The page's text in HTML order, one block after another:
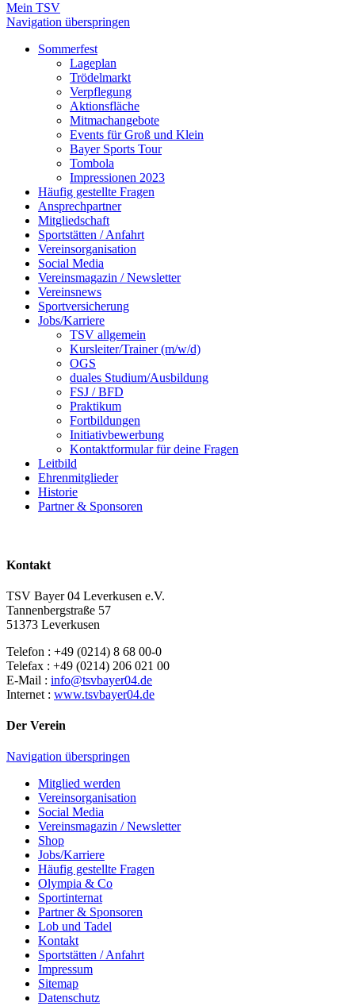
Mein TSV
Navigation überspringen
Sommerfest
Lageplan
Trödelmarkt
Verpflegung
Aktionsfläche
Mitmachangebote
Events für Groß und Klein
Bayer Sports Tour
Tombola
Impressionen 2023
Häufig gestellte Fragen
Ansprechpartner
Mitgliedschaft
Sportstätten / Anfahrt
Vereinsorganisation
Social Media
Vereinsmagazin / Newsletter
Vereinsnews
Sportversicherung
Jobs/Karriere
TSV allgemein
Kursleiter/Trainer (m/w/d)
OGS
duales Studium/Ausbildung
FSJ / BFD
Praktikum
Fortbildungen
Initiativbewerbung
Kontaktformular für deine Fragen
Leitbild
Ehrenmitglieder
Historie
Partner & Sponsoren
Kontakt
TSV Bayer 04 Leverkusen e.V.
Tannenbergstraße 57
51373 Leverkusen
Telefon : +49 (0214) 8 68 00-0
Telefax : +49 (0214) 206 021 00
E-Mail : info@tsvbayer04.de
Internet : www.tsvbayer04.de
Der Verein
Navigation überspringen
Mitglied werden
Vereinsorganisation
Social Media
Vereinsmagazin / Newsletter
Shop
Jobs/Karriere
Häufig gestellte Fragen
Olympia & Co
Sportinternat
Partner & Sponsoren
Lob und Tadel
Kontakt
Sportstätten / Anfahrt
Impressum
Sitemap
Datenschutz